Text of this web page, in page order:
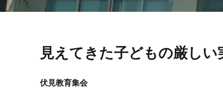
見えてきた子どもの厳しい
伏見教育集会